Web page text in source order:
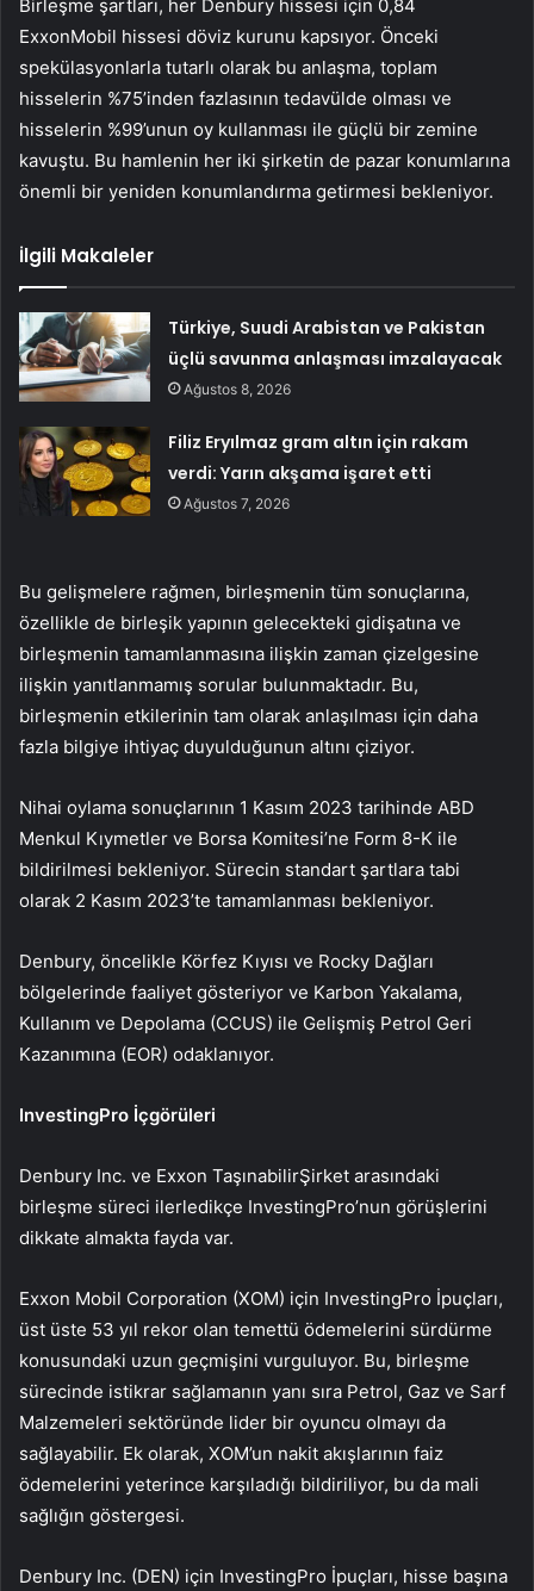
Birleşme şartları, her Denbury hissesi için 0,84
ExxonMobil hissesi döviz kurunu kapsıyor. Önceki
spekülasyonlarla tutarlı olarak bu anlaşma, toplam
hisselerin %75’inden fazlasının tedavülde olması ve
hisselerin %99’unun oy kullanması ile güçlü bir zemine
kavuştu. Bu hamlenin her iki şirketin de pazar konumlarına
önemli bir yeniden konumlandırma getirmesi bekleniyor.
İlgili Makaleler
Türkiye, Suudi Arabistan ve Pakistan
üçlü savunma anlaşması imzalayacak
Ağustos 8, 2026
Filiz Eryılmaz gram altın için rakam
verdi: Yarın akşama işaret etti
Ağustos 7, 2026
Bu gelişmelere rağmen, birleşmenin tüm sonuçlarına,
özellikle de birleşik yapının gelecekteki gidişatına ve
birleşmenin tamamlanmasına ilişkin zaman çizelgesine
ilişkin yanıtlanmamış sorular bulunmaktadır. Bu,
birleşmenin etkilerinin tam olarak anlaşılması için daha
fazla bilgiye ihtiyaç duyulduğunun altını çiziyor.
Nihai oylama sonuçlarının 1 Kasım 2023 tarihinde ABD
Menkul Kıymetler ve Borsa Komitesi’ne Form 8-K ile
bildirilmesi bekleniyor. Sürecin standart şartlara tabi
olarak 2 Kasım 2023’te tamamlanması bekleniyor.
Denbury, öncelikle Körfez Kıyısı ve Rocky Dağları
bölgelerinde faaliyet gösteriyor ve Karbon Yakalama,
Kullanım ve Depolama (CCUS) ile Gelişmiş Petrol Geri
Kazanımına (EOR) odaklanıyor.
InvestingPro İçgörüleri
Denbury Inc. ve Exxon TaşınabilirŞirket arasındaki
birleşme süreci ilerledikçe InvestingPro’nun görüşlerini
dikkate almakta fayda var.
Exxon Mobil Corporation (XOM) için InvestingPro İpuçları,
üst üste 53 yıl rekor olan temettü ödemelerini sürdürme
konusundaki uzun geçmişini vurguluyor. Bu, birleşme
sürecinde istikrar sağlamanın yanı sıra Petrol, Gaz ve Sarf
Malzemeleri sektöründe lider bir oyuncu olmayı da
sağlayabilir. Ek olarak, XOM’un nakit akışlarının faiz
ödemelerini yeterince karşıladığı bildiriliyor, bu da mali
sağlığın göstergesi.
Denbury Inc. (DEN) için InvestingPro İpuçları, hisse başına